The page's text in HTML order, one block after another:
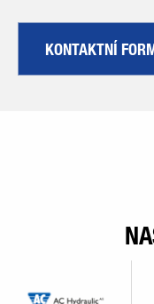
KONTAKTNÍ